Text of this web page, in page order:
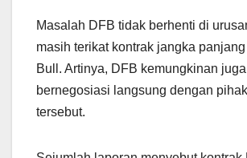
Masalah DFB tidak berhenti di
masih terikat kontrak jangka
Bull. Artinya, DFB kemungkinan
bernegosiasi langsung dengan
tersebut.